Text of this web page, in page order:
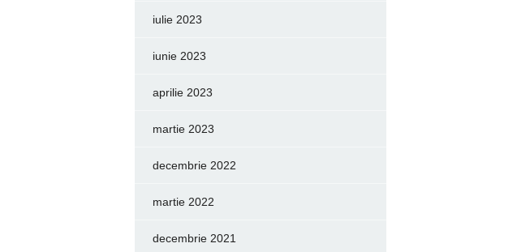
iulie 2023
iunie 2023
aprilie 2023
martie 2023
decembrie 2022
martie 2022
decembrie 2021